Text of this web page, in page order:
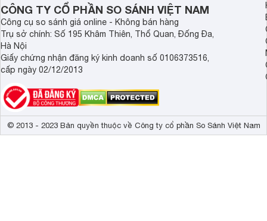
Tivi Toshiba 55 inch kiểu dáng hiện đại, đẹp mắt,
Kích thước không chân, treo tường 124.1 x 71.9
Trọng lượng không có chân 15.4 kg
Công suất
CÔNG TY CỔ PHẦN SO SÁNH VIỆT NAM
Công cụ so sánh giá online - Không bán hàng
Trụ sở chính: Số 195 Khâm Thiên, Thổ Quan, Đống Đa,
Hà Nội
Giấy chứng nhận đăng ký kinh doanh số 0106373516,
cấp ngày 02/12/2013
© 2013 - 2023 Bản quyền thuộc về Công ty cổ phần So Sánh Việt Nam